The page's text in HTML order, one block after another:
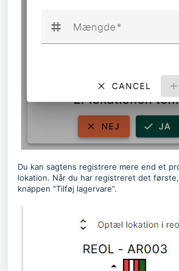
Du kan sagtens registrere mere end et
lokation. Når du har registreret det
knappen ”Tilføj lagervare”.